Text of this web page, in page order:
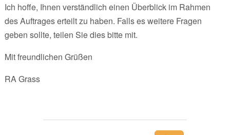
Ich hoffe, Ihnen verständlich einen Überblick im Rahmen
des Auftrages erteilt zu haben. Falls es weitere Fragen
geben sollte, teilen Sie dies bitte mit.
Mit freundlichen Grüßen
RA Grass